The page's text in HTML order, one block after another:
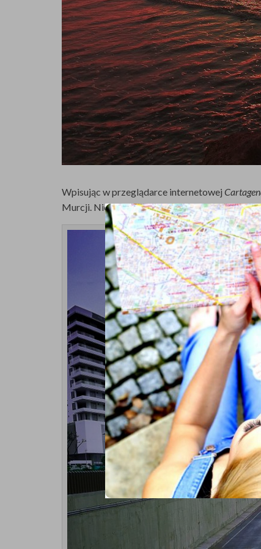
Wpisując w przeglądarce internetowej
Murcji. Nie do tej jednak Cartageny chcę Was